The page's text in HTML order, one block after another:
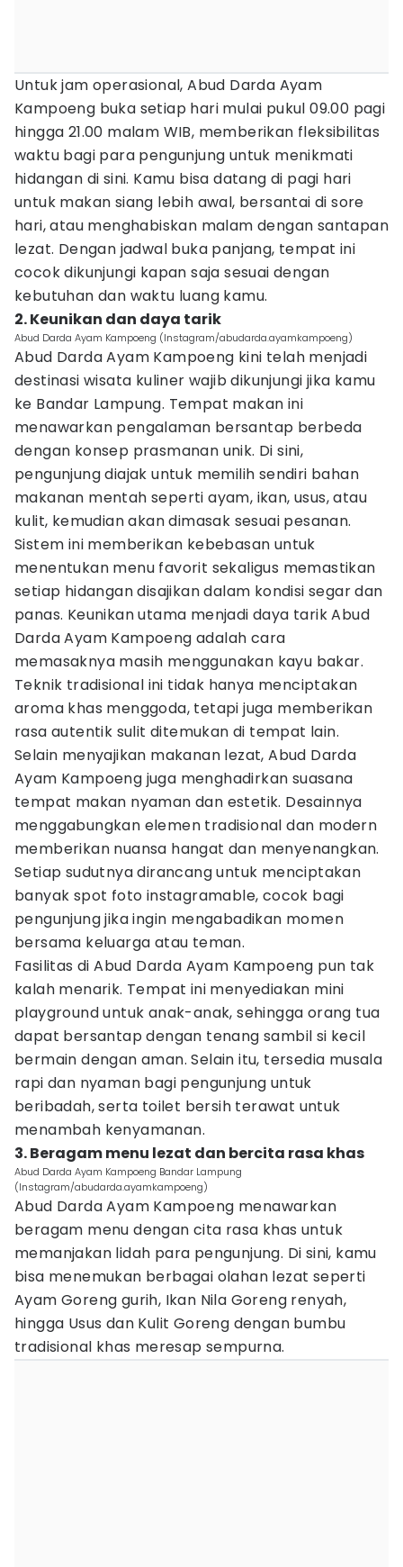
Untuk jam operasional, Abud Darda Ayam
Kampoeng buka setiap hari mulai pukul 09.00 pagi
hingga 21.00 malam WIB, memberikan fleksibilitas
waktu bagi para pengunjung untuk menikmati
hidangan di sini. Kamu bisa datang di pagi hari
untuk makan siang lebih awal, bersantai di sore
hari, atau menghabiskan malam dengan santapan
lezat. Dengan jadwal buka panjang, tempat ini
cocok dikunjungi kapan saja sesuai dengan
kebutuhan dan waktu luang kamu.
2. Keunikan dan daya tarik
Abud Darda Ayam Kampoeng (Instagram/abudarda.ayamkampoeng)
Abud Darda Ayam Kampoeng kini telah menjadi
destinasi wisata kuliner wajib dikunjungi jika kamu
ke Bandar Lampung. Tempat makan ini
menawarkan pengalaman bersantap berbeda
dengan konsep prasmanan unik. Di sini,
pengunjung diajak untuk memilih sendiri bahan
makanan mentah seperti ayam, ikan, usus, atau
kulit, kemudian akan dimasak sesuai pesanan.
Sistem ini memberikan kebebasan untuk
menentukan menu favorit sekaligus memastikan
setiap hidangan disajikan dalam kondisi segar dan
panas. Keunikan utama menjadi daya tarik Abud
Darda Ayam Kampoeng adalah cara
memasaknya masih menggunakan kayu bakar.
Teknik tradisional ini tidak hanya menciptakan
aroma khas menggoda, tetapi juga memberikan
rasa autentik sulit ditemukan di tempat lain.
Selain menyajikan makanan lezat, Abud Darda
Ayam Kampoeng juga menghadirkan suasana
tempat makan nyaman dan estetik. Desainnya
menggabungkan elemen tradisional dan modern
memberikan nuansa hangat dan menyenangkan.
Setiap sudutnya dirancang untuk menciptakan
banyak spot foto instagramable, cocok bagi
pengunjung jika ingin mengabadikan momen
bersama keluarga atau teman.
Fasilitas di Abud Darda Ayam Kampoeng pun tak
kalah menarik. Tempat ini menyediakan mini
playground untuk anak-anak, sehingga orang tua
dapat bersantap dengan tenang sambil si kecil
bermain dengan aman. Selain itu, tersedia musala
rapi dan nyaman bagi pengunjung untuk
beribadah, serta toilet bersih terawat untuk
menambah kenyamanan.
3. Beragam menu lezat dan bercita rasa khas
Abud Darda Ayam Kampoeng Bandar Lampung
(Instagram/abudarda.ayamkampoeng)
Abud Darda Ayam Kampoeng menawarkan
beragam menu dengan cita rasa khas untuk
memanjakan lidah para pengunjung. Di sini, kamu
bisa menemukan berbagai olahan lezat seperti
Ayam Goreng gurih, Ikan Nila Goreng renyah,
hingga Usus dan Kulit Goreng dengan bumbu
tradisional khas meresap sempurna.